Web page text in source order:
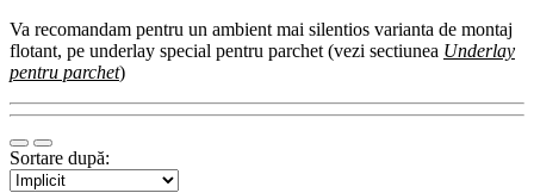
Va recomandam pentru un ambient mai silentios varianta de montaj
flotant, pe underlay special pentru parchet (vezi sectiunea Underlay
pentru parchet)
Sortare după: